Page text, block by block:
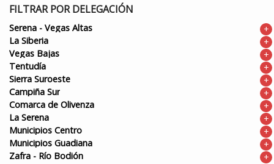
FILTRAR POR DELEGACIÓN